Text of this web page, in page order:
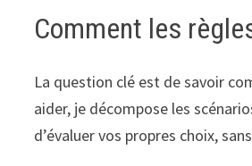
Comment les
La question clé est de savoir
aider, je décompose les
d’évaluer vos propres choix,